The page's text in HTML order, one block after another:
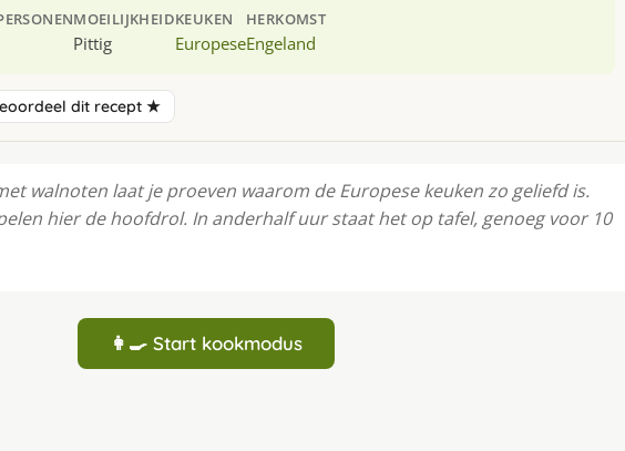
MOEILIJKHEID
Pittig
KEUKEN
Europese
HERKOMST
Engeland
dit recept ★
walnoten laat je proeven waarom de Europese keuken zo geliefd is.
hier de hoofdrol. In anderhalf uur staat het op tafel, genoeg voor 10
👩‍🍳 Start kookmodus